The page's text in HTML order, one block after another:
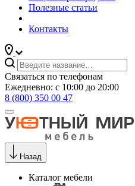
Полезные статьи
Контакты
Связаться по телефонам
Ежедневно: с 10:00 до 20:00
8 (800) 350 00 47
Назад
Каталог мебели